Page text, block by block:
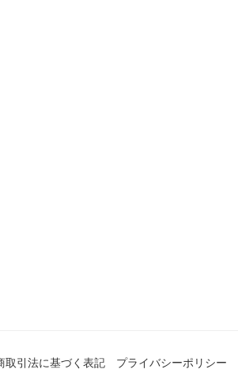
取引法に基づく表記 プライバシーポリシー